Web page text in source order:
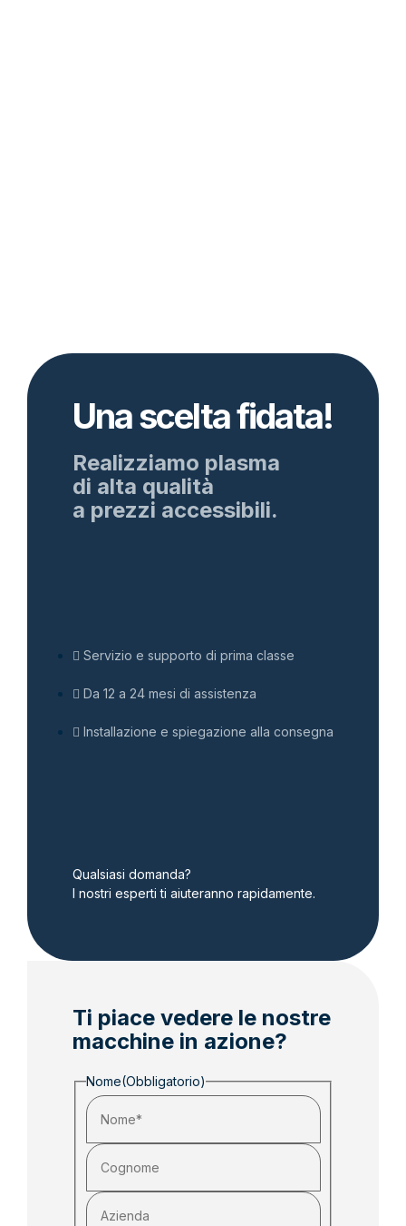
Una scelta fidata!
Realizziamo plasma
di alta qualità
a prezzi accessibili.
Servizio e supporto di prima classe
Da 12 a 24 mesi di assistenza
Installazione e spiegazione alla consegna
Qualsiasi domanda?
I nostri esperti ti aiuteranno rapidamente.
Ti piace vedere le nostre
macchine in azione?
Nome(Obbligatorio)